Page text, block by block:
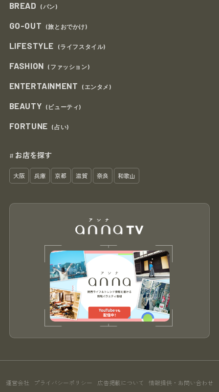
BREAD (パン)
GO-OUT (旅とおでかけ)
LIFESTYLE (ライフスタイル)
FASHION (ファッション)
ENTERTAINMENT (エンタメ)
BEAUTY (ビューティ)
FORTUNE (占い)
# お店を探す
大阪 兵庫 京都 滋賀 奈良 和歌山
運営会社 プライバシーポリシー 広告掲載について 情報提供・お問い合わせ